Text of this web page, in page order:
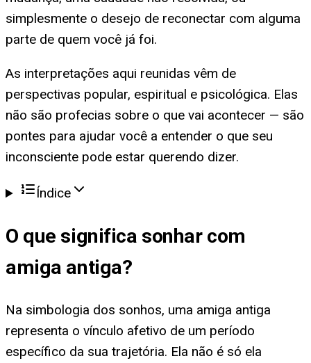
simplesmente o desejo de reconectar com alguma
parte de quem você já foi.
As interpretações aqui reunidas vêm de
perspectivas popular, espiritual e psicológica. Elas
não são profecias sobre o que vai acontecer — são
pontes para ajudar você a entender o que seu
inconsciente pode estar querendo dizer.
Índice
O que significa sonhar com
amiga antiga?
Na simbologia dos sonhos, uma amiga antiga
representa o vínculo afetivo de um período
específico da sua trajetória. Ela não é só ela